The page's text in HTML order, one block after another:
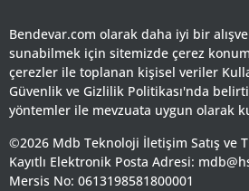
Bendevar.com olarak daha iyi bir
sunabilmek için sitemizde çerez
çerezler ile toplanan kişisel veriler
Güvenlik ve Gizlilik Politikası'nda
yöntemler ile mevzuata uygun olarak
©2026 Mdb Teknoloji İletişim Satış ve
Kayıtlı Elektronik Posta Adresi:
Mersis No: 0613198581800001